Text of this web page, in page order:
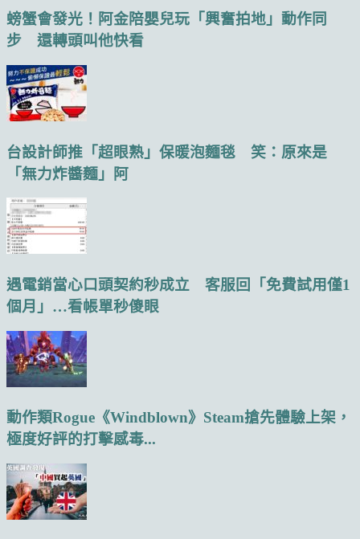
螃蟹會發光！阿金陪嬰兒玩「興奮拍地」動作同
步 還轉頭叫他快看
台設計師推「超眼熟」保暖泡麵毯 笑：原來是
「無力炸醬麵」阿
遇電銷當心口頭契約秒成立 客服回「免費試用僅1
個月」…看帳單秒傻眼
動作類Rogue《Windblown》Steam搶先體驗上架，
極度好評的打擊感毒...